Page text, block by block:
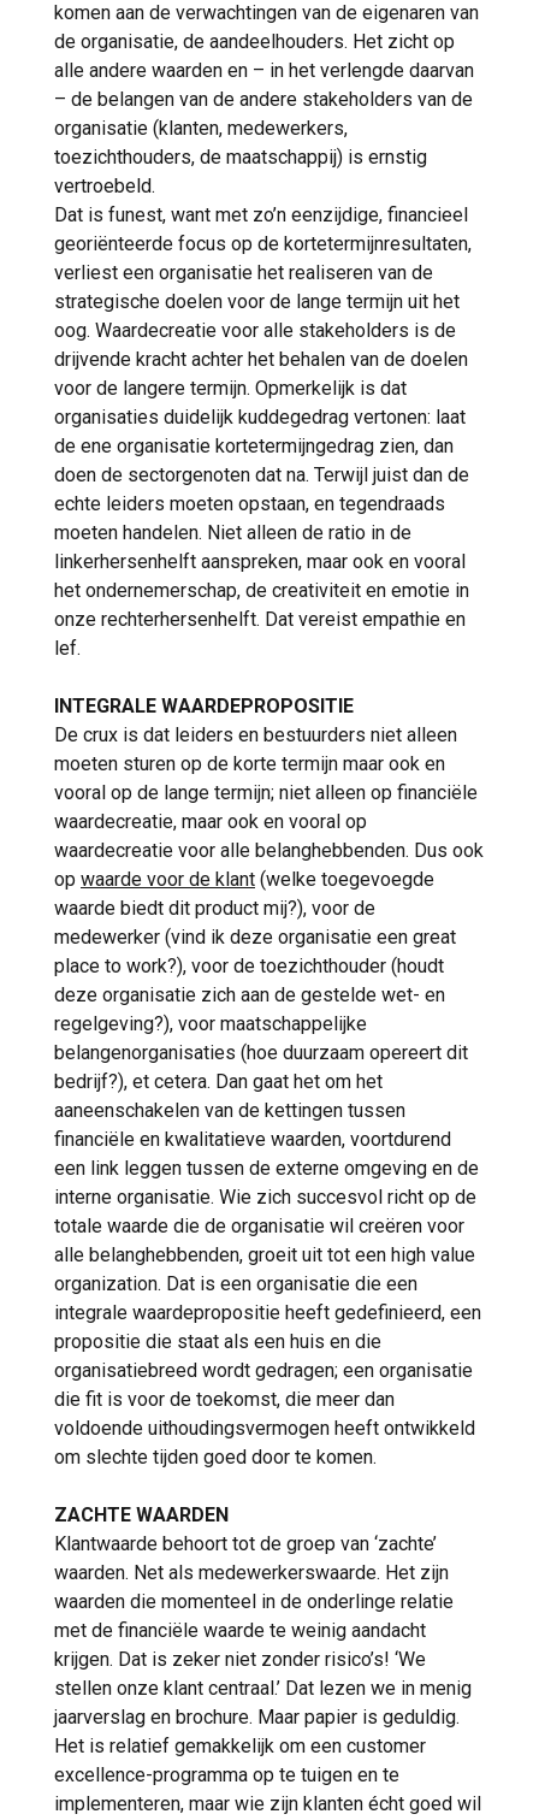
komen aan de verwachtingen van de eigenaren van
de organisatie, de aandeelhouders. Het zicht op
alle andere waarden en – in het verlengde daarvan
– de belangen van de andere stakeholders van de
organisatie (klanten, medewerkers,
toezichthouders, de maatschappij) is ernstig
vertroebeld.
Dat is funest, want met zo’n eenzijdige, financieel
georiënteerde focus op de kortetermijnresultaten,
verliest een organisatie het realiseren van de
strategische doelen voor de lange termijn uit het
oog. Waardecreatie voor alle stakeholders is de
drijvende kracht achter het behalen van de doelen
voor de langere termijn. Opmerkelijk is dat
organisaties duidelijk kuddegedrag vertonen: laat
de ene organisatie kortetermijngedrag zien, dan
doen de sectorgenoten dat na. Terwijl juist dan de
echte leiders moeten opstaan, en tegendraads
moeten handelen. Niet alleen de ratio in de
linkerhersenhelft aanspreken, maar ook en vooral
het ondernemerschap, de creativiteit en emotie in
onze rechterhersenhelft. Dat vereist empathie en
lef.
INTEGRALE WAARDEPROPOSITIE
De crux is dat leiders en bestuurders niet alleen
moeten sturen op de korte termijn maar ook en
vooral op de lange termijn; niet alleen op financiële
waardecreatie, maar ook en vooral op
waardecreatie voor alle belanghebbenden. Dus ook
op waarde voor de klant (welke toegevoegde
waarde biedt dit product mij?), voor de
medewerker (vind ik deze organisatie een great
place to work?), voor de toezichthouder (houdt
deze organisatie zich aan de gestelde wet- en
regelgeving?), voor maatschappelijke
belangenorganisaties (hoe duurzaam opereert dit
bedrijf?), et cetera. Dan gaat het om het
aaneenschakelen van de kettingen tussen
financiële en kwalitatieve waarden, voortdurend
een link leggen tussen de externe omgeving en de
interne organisatie. Wie zich succesvol richt op de
totale waarde die de organisatie wil creëren voor
alle belanghebbenden, groeit uit tot een high value
organization. Dat is een organisatie die een
integrale waardepropositie heeft gedefinieerd, een
propositie die staat als een huis en die
organisatiebreed wordt gedragen; een organisatie
die fit is voor de toekomst, die meer dan
voldoende uithoudingsvermogen heeft ontwikkeld
om slechte tijden goed door te komen.
ZACHTE WAARDEN
Klantwaarde behoort tot de groep van ‘zachte’
waarden. Net als medewerkerswaarde. Het zijn
waarden die momenteel in de onderlinge relatie
met de financiële waarde te weinig aandacht
krijgen. Dat is zeker niet zonder risico’s! ‘We
stellen onze klant centraal.’ Dat lezen we in menig
jaarverslag en brochure. Maar papier is geduldig.
Het is relatief gemakkelijk om een customer
excellence-programma op te tuigen en te
implementeren, maar wie zijn klanten écht goed wil